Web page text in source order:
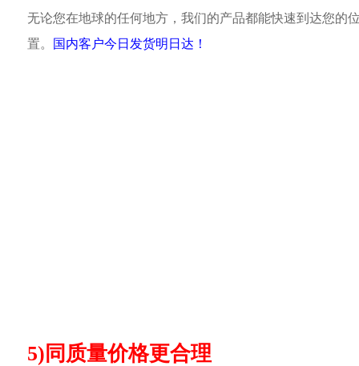
无论您在地球的任何地方，我们的产品都能快速到达您的
置。
国内客户今日发货明日达！
5)同质量价格更合理